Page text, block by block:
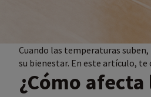
Cuando las temperaturas
su bienestar. En este artículo, te
¿Cómo